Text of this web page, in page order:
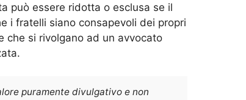
può essere ridotta o esclusa se il
i fratelli siano consapevoli dei propri
che si rivolgano ad un avvocato
puramente divulgativo e non